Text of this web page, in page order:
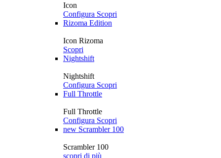
Icon
Configura Scopri
Rizoma Edition
Icon Rizoma
Scopri
Nightshift
Nightshift
Configura Scopri
Full Throttle
Full Throttle
Configura Scopri
new Scrambler 100
Scrambler 100
scopri di più